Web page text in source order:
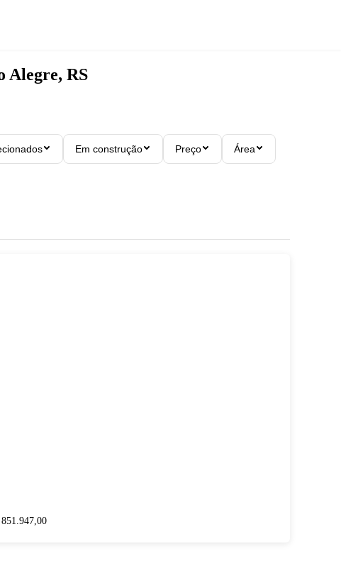
Alegre, RS
Em construção Preço Área